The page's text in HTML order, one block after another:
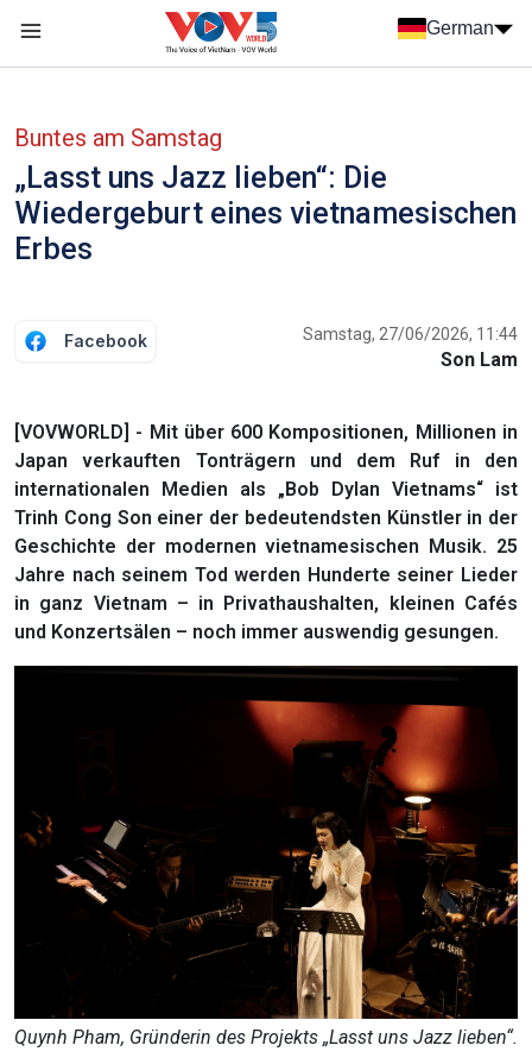
German
Buntes am Samstag
„Lasst uns Jazz lieben“: Die
Wiedergeburt eines vietnamesischen
Erbes
Facebook Samstag, 27/06/2026, 11:44
Son Lam
[VOVWORLD] - Mit über 600 Kompositionen, Millionen in
Japan verkauften Tonträgern und dem Ruf in den
internationalen Medien als „Bob Dylan Vietnams“ ist
Trinh Cong Son einer der bedeutendsten Künstler in der
Geschichte der modernen vietnamesischen Musik. 25
Jahre nach seinem Tod werden Hunderte seiner Lieder
in ganz Vietnam – in Privathaushalten, kleinen Cafés
und Konzertsälen – noch immer auswendig gesungen.
Quynh Pham, Gründerin des Projekts „Lasst uns Jazz lieben“.